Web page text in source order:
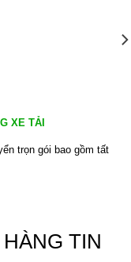
XE TẢI
trọn gói bao gồm tất
TIN